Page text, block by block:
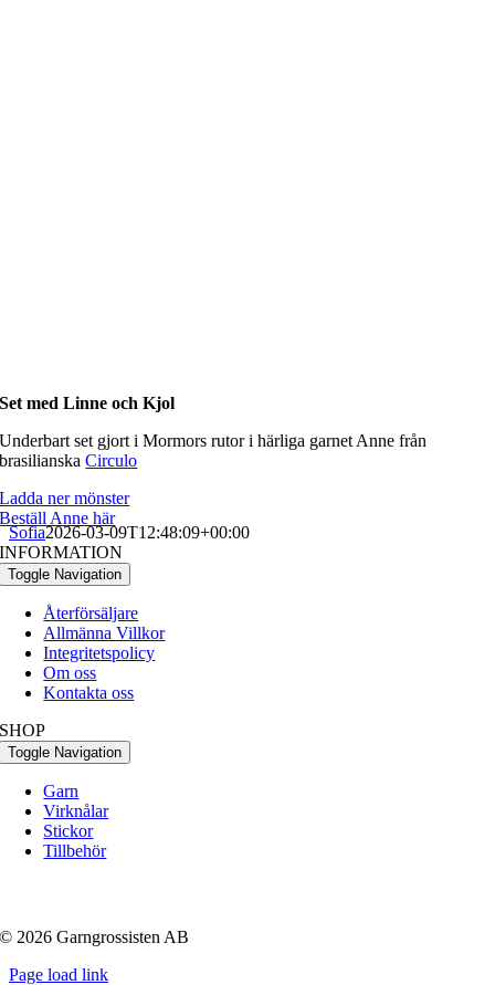
Set med Linne och Kjol
Underbart set gjort i Mormors rutor i härliga garnet Anne från
brasilianskaCirculo
Ladda ner mönster
Beställ Anne här
Sofia2026-03-09T12:48:09+00:00
INFORMATION
Toggle Navigation
Återförsäljare
Allmänna Villkor
Integritetspolicy
Om oss
Kontakta oss
SHOP
Toggle Navigation
Garn
Virknålar
Stickor
Tillbehör
© 2026 Garngrossisten AB
Page load link